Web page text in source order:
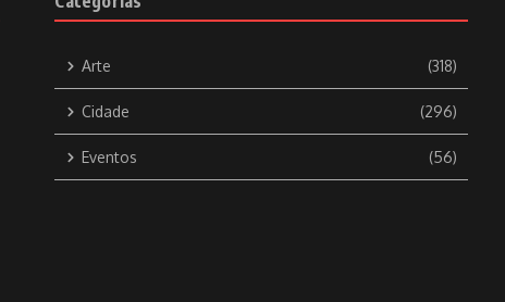
Arte (318)
Cidade (296)
Eventos (56)